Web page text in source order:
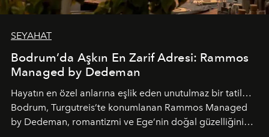
SEYAHAT
Bodrum’da Aşkın En Zarif Adresi: Rammos
Managed by Dedeman
Hayatın en özel anlarına eşlik eden unutulmaz bir tatil…
Bodrum, Turgutreis’te konumlanan Rammos Managed
by Dedeman, romantizmi ve Ege’nin doğal güzelliğini